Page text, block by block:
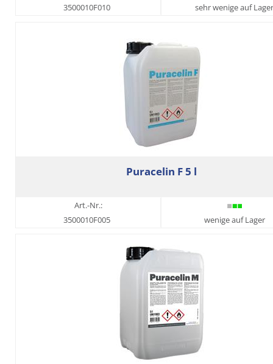
3500010F010
sehr wenige auf Lager
Puracelin F 5 l
Art.-Nr.:
3500010F005
wenige auf Lager